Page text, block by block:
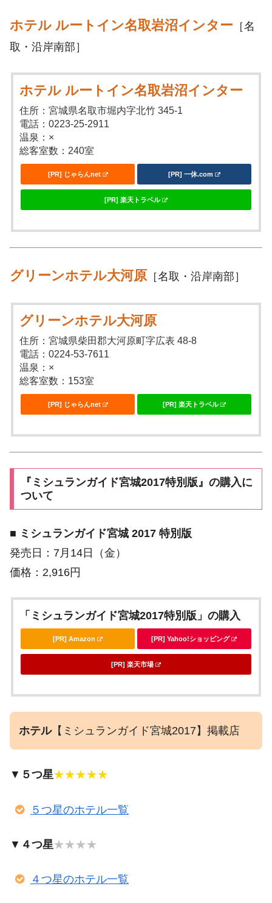
ホテル ルートイン名取岩沼インター ［名
取・沿岸南部］
ホテル ルートイン名取岩沼インター
住所：宮城県名取市堀内字北竹 345-1
電話：0223-25-2911
温泉：×
総客室数：240室
[PR] じゃらんnet [PR] 一休.com
[PR] 楽天トラベル
グリーンホテル大河原 ［名取・沿岸南部］
グリーンホテル大河原
住所：宮城県柴田郡大河原町字広表 48-8
電話：0224-53-7611
温泉：×
総客室数：153室
[PR] じゃらんnet [PR] 楽天トラベル
『ミシュランガイド宮城2017特別版』の購入に
ついて
■ ミシュランガイド宮城 2017 特別版
発売日：7月14日（金）
価格：2,916円
「ミシュランガイド宮城2017特別版」の購入
[PR] Amazon [PR] Yahoo!ショッピング
[PR] 楽天市場
ホテル【ミシュランガイド宮城2017】掲載店
▼ ５つ星★★★★★
５つ星のホテル一覧
▼ ４つ星★★★★
４つ星のホテル一覧